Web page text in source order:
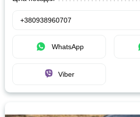
+380938960707
WhatsApp
Viber